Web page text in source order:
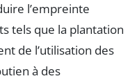
l’empreinte
tels que la plantation
de l’utilisation des
à des